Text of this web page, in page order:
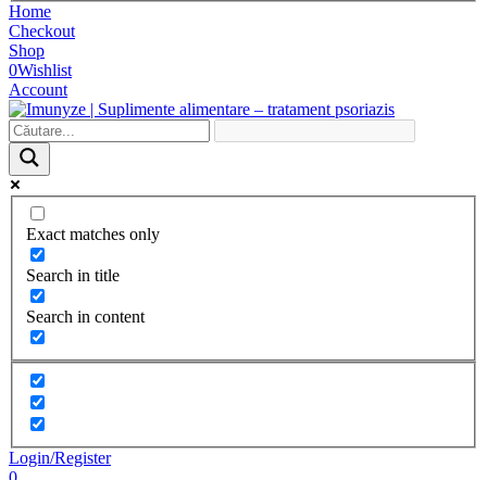
Home
Checkout
Shop
0Wishlist
Account
Exact matches only
Search in title
Search in content
Login/Register